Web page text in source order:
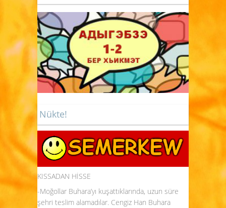
Nükte!
KISSADAN HİSSE
-Moğollar Buhara’yı kuşattıklarında, uzun süre
şehri teslim alamadılar. Cengiz Han Buhara